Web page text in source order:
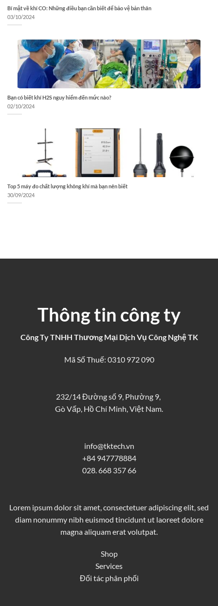
Bí mật về khí CO: Những điều bạn cần biết để bảo vệ bản thân
03/10/2024
Bạn có biết khí H2S nguy hiểm đến mức nào?
02/10/2024
Top 5 máy đo chất lượng không khí mà bạn nên biết
30/09/2024
Thông tin công ty
Công Ty TNHH Thương Mại Dịch Vụ Công Nghệ TK
Mã Số Thuế: 0310 972 090
232/14 Đường số 9, Phường 9,
Gò Vấp, Hồ Chí Minh, Việt Nam.
info@tktech.vn
+84 947778884
028. 668 357 66
Lorem ipsum dolor sit amet, consectetuer adipiscing elit, sed
diam nonummy nibh euismod tincidunt ut laoreet dolore
magna aliquam erat volutpat.
Shop
Services
Đối tác phân phối